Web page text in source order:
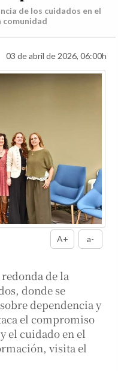
de los cuidados en el
comunidad
03 de abril de 2026, 06:00h
A+ a-
de la
donde se
dependencia y
el compromiso
el cuidado en el
visita el